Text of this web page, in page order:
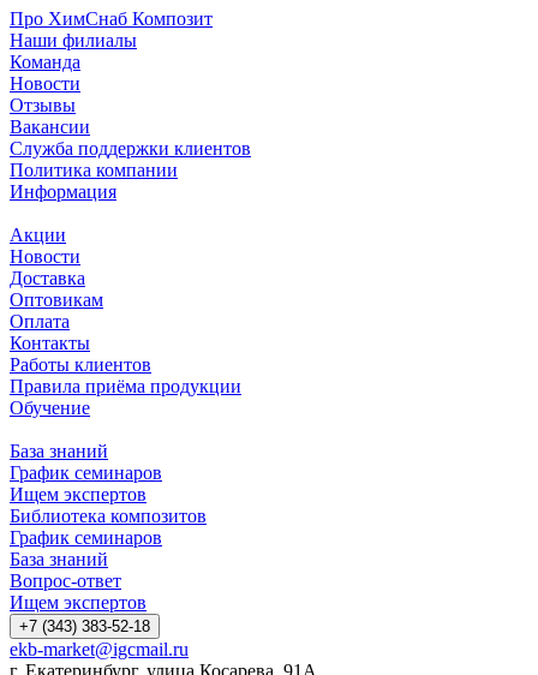
Про ХимСнаб Композит
Наши филиалы
Команда
Новости
Отзывы
Вакансии
Служба поддержки клиентов
Политика компании
Информация
Акции
Новости
Доставка
Оптовикам
Оплата
Контакты
Работы клиентов
Правила приёма продукции
Обучение
База знаний
График семинаров
Ищем экспертов
Библиотека композитов
График семинаров
База знаний
Вопрос-ответ
Ищем экспертов
+7 (343) 383-52-18
ekb-market@igcmail.ru
г. Екатеринбург, улица Косарева, 91А